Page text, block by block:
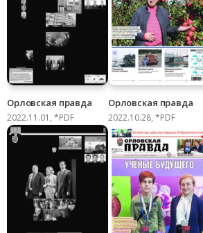
Орловская правда
2022.11.01, *PDF
Орловская правда
2022.10.28, *PDF